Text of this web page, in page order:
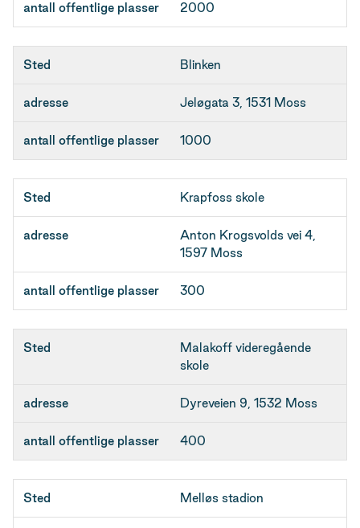
2000
Blinken
Jeløgata 3, 1531 Moss
1000
Krapfoss skole
Anton Krogsvolds vei 4,
1597 Moss
300
Malakoff videregående
skole
Dyreveien 9, 1532 Moss
400
Melløs stadion